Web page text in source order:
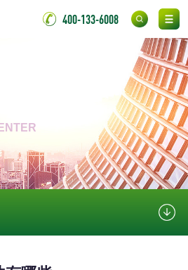
400-133-6008
通用型氯丁胶检测
耐高温型氯丁胶检
测
冷裱膜压敏
粘带检测
BOPP压敏胶粘带检
测
化（硫化）
密封胶检测